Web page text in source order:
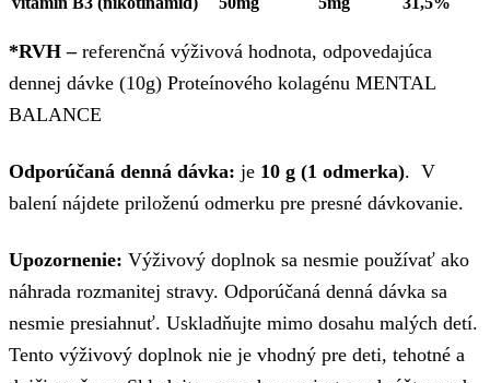
*RVH – referenčná výživová hodnota, odpovedajúca
dennej dávke (10g) Proteínového kolagénu MENTAL
BALANCE
Odporúčaná denná dávka: je 10 g (1 odmerka). V
balení nájdete priloženú odmerku pre presné dávkovanie.
Upozornenie: Výživový doplnok sa nesmie používať ako
náhrada rozmanitej stravy. Odporúčaná denná dávka sa
nesmie presiahnuť. Uskladňujte mimo dosahu malých detí.
Tento výživový doplnok nie je vhodný pre deti, tehotné a